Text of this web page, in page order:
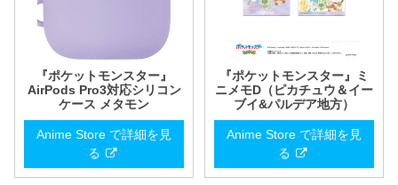
『ポケットモンスター』
AirPods Pro3対応シリコン
ケース メタモン
Anime Store で詳細を見
る
『ポケットモンスター』ミ
ニメモD（ピカチュウ＆イー
ブイ&パルデア地方）
Anime Store で詳細を見
る